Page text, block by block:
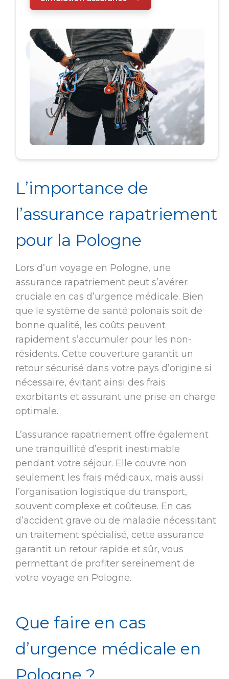
L’importance de
l’assurance rapatriement
pour la Pologne
Lors d’un voyage en Pologne, une
assurance rapatriement peut s’avérer
cruciale en cas d’urgence médicale. Bien
que le système de santé polonais soit de
bonne qualité, les coûts peuvent
rapidement s’accumuler pour les non-
résidents. Cette couverture garantit un
retour sécurisé dans votre pays d’origine si
nécessaire, évitant ainsi des frais
exorbitants et assurant une prise en charge
optimale.
L’assurance rapatriement offre également
une tranquillité d’esprit inestimable
pendant votre séjour. Elle couvre non
seulement les frais médicaux, mais aussi
l’organisation logistique du transport,
souvent complexe et coûteuse. En cas
d’accident grave ou de maladie nécessitant
un traitement spécialisé, cette assurance
garantit un retour rapide et sûr, vous
permettant de profiter sereinement de
votre voyage en Pologne.
Que faire en cas
d’urgence médicale en
Pologne ?